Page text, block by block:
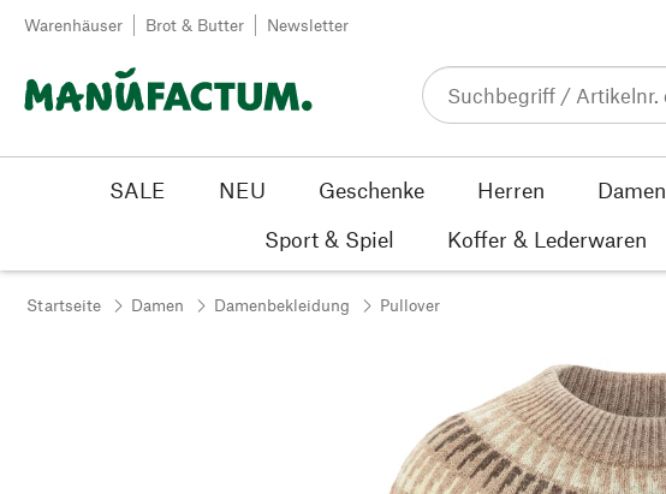
Zum Inhalt springen
Warenhäuser Brot & Butter Newsletter
SALE NEU Geschenke Herren Damen
Sport & Spiel
Koffer & Lederwaren
Startseite Damen Damenbekleidung Pullover